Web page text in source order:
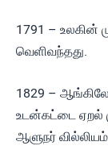
1791 – உலகின்
வெளிவந்தது.
1829 –
உடன்கட்டை ஏறல்
ஆளுநர்